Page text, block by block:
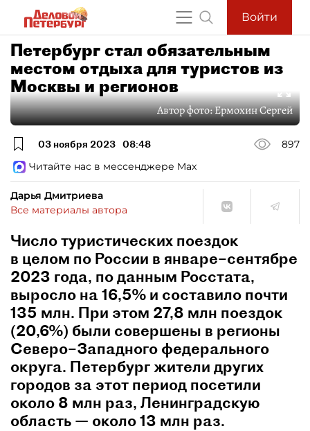
Войти
Петербург стал обязательным
местом отдыха для туристов из
Москвы и регионов
Автор фото:Ермохин Сергей
03 ноября 2023 08:48
897
Читайте нас в мессенджере Max
Дарья Дмитриева
Все материалы автора
Число туристических поездок
в целом по России в январе–сентябре
2023 года, по данным Росстата,
выросло на 16,5% и составило почти
135 млн. При этом 27,8 млн поездок
(20,6%) были совершены в регионы
Северо–Западного федерального
округа. Петербург жители других
городов за этот период посетили
около 8 млн раз, Ленинградскую
область — около 13 млн раз.